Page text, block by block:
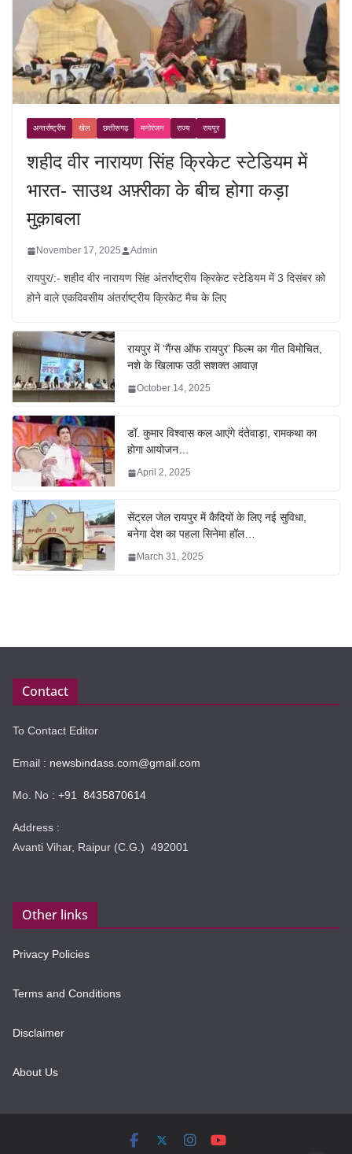
अन्तर्राष्ट्रीय खेल छत्तीसगढ़ मनोरंजन राज्य रायपुर
शहीद वीर नारायण सिंह क्रिकेट स्टेडियम में
भारत- साउथ अफ़्रीका के बीच होगा कड़ा
मुक़ाबला
November 17, 2025 Admin
रायपुर/:- शहीद वीर नारायण सिंह अंतर्राष्ट्रीय क्रिकेट स्टेडियम में 3 दिसंबर को
होने वाले एकदिवसीय अंतर्राष्ट्रीय क्रिकेट मैच के लिए
रायपुर में ‘गैंग्स ऑफ रायपुर’ फिल्म का गीत विमोचित,
नशे के खिलाफ उठी सशक्त आवाज़
October 14, 2025
डॉ. कुमार विश्वास कल आएंगे दंतेवाड़ा, रामकथा का
होगा आयोजन…
April 2, 2025
सेंट्रल जेल रायपुर में कैदियों के लिए नई सुविधा,
बनेगा देश का पहला सिनेमा हॉल…
March 31, 2025
Contact
To Contact Editor
Email : newsbindass.com@gmail.com
Mo. No : +91 8435870614
Address :
Avanti Vihar, Raipur (C.G.) 492001
Other links
Privacy Policies
Terms and Conditions
Disclaimer
About Us